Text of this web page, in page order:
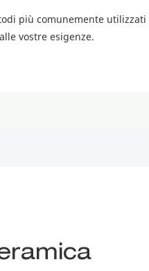
più comunemente
vostre esigenze.